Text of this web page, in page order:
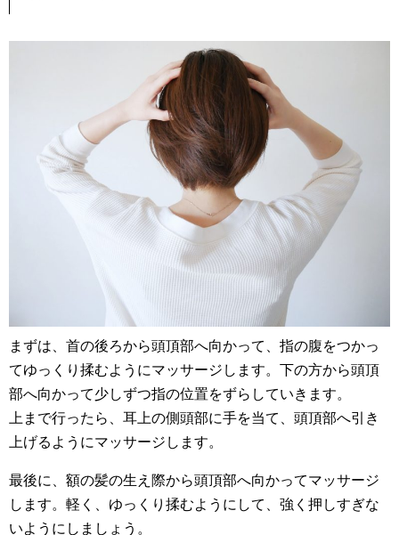
まずは、首の後ろから頭頂部へ向かって、指の腹をつかっ
てゆっくり揉むようにマッサージします。下の方から頭頂
部へ向かって少しずつ指の位置をずらしていきます。
上まで行ったら、耳上の側頭部に手を当て、頭頂部へ引き
上げるようにマッサージします。
最後に、額の髪の生え際から頭頂部へ向かってマッサージ
します。軽く、ゆっくり揉むようにして、強く押しすぎな
いようにしましょう。